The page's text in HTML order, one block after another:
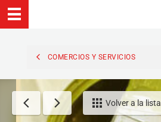
COMERCIOS Y SERVICIOS
Volver a la lista